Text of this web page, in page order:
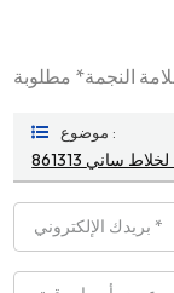
موضوع :